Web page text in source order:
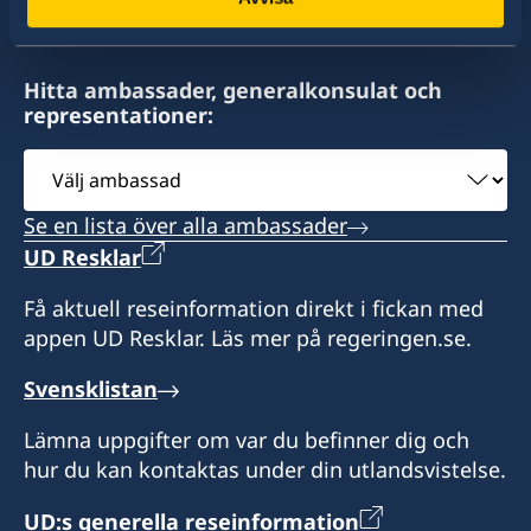
9:00-12:00 mån-fre.
Svenska ambassaden i Maputo är
sidoackrediterad till Eswatini. Svenska
besökare i Eswatini kan vid behov kontakta
konsulatet. Det går även bra att ta kontakt med
svenska ambassaden i Maputo.
Honorärkonsul
Anita Jones
Hitta ambassader, generalkonsulat och
representationer:
Välj
ambassad
Se en lista över alla ambassader
UD Resklar
Få aktuell reseinformation direkt i fickan med
appen UD Resklar. Läs mer på regeringen.se.
Svensklistan
Lämna uppgifter om var du befinner dig och
hur du kan kontaktas under din utlandsvistelse.
UD:s generella reseinformation